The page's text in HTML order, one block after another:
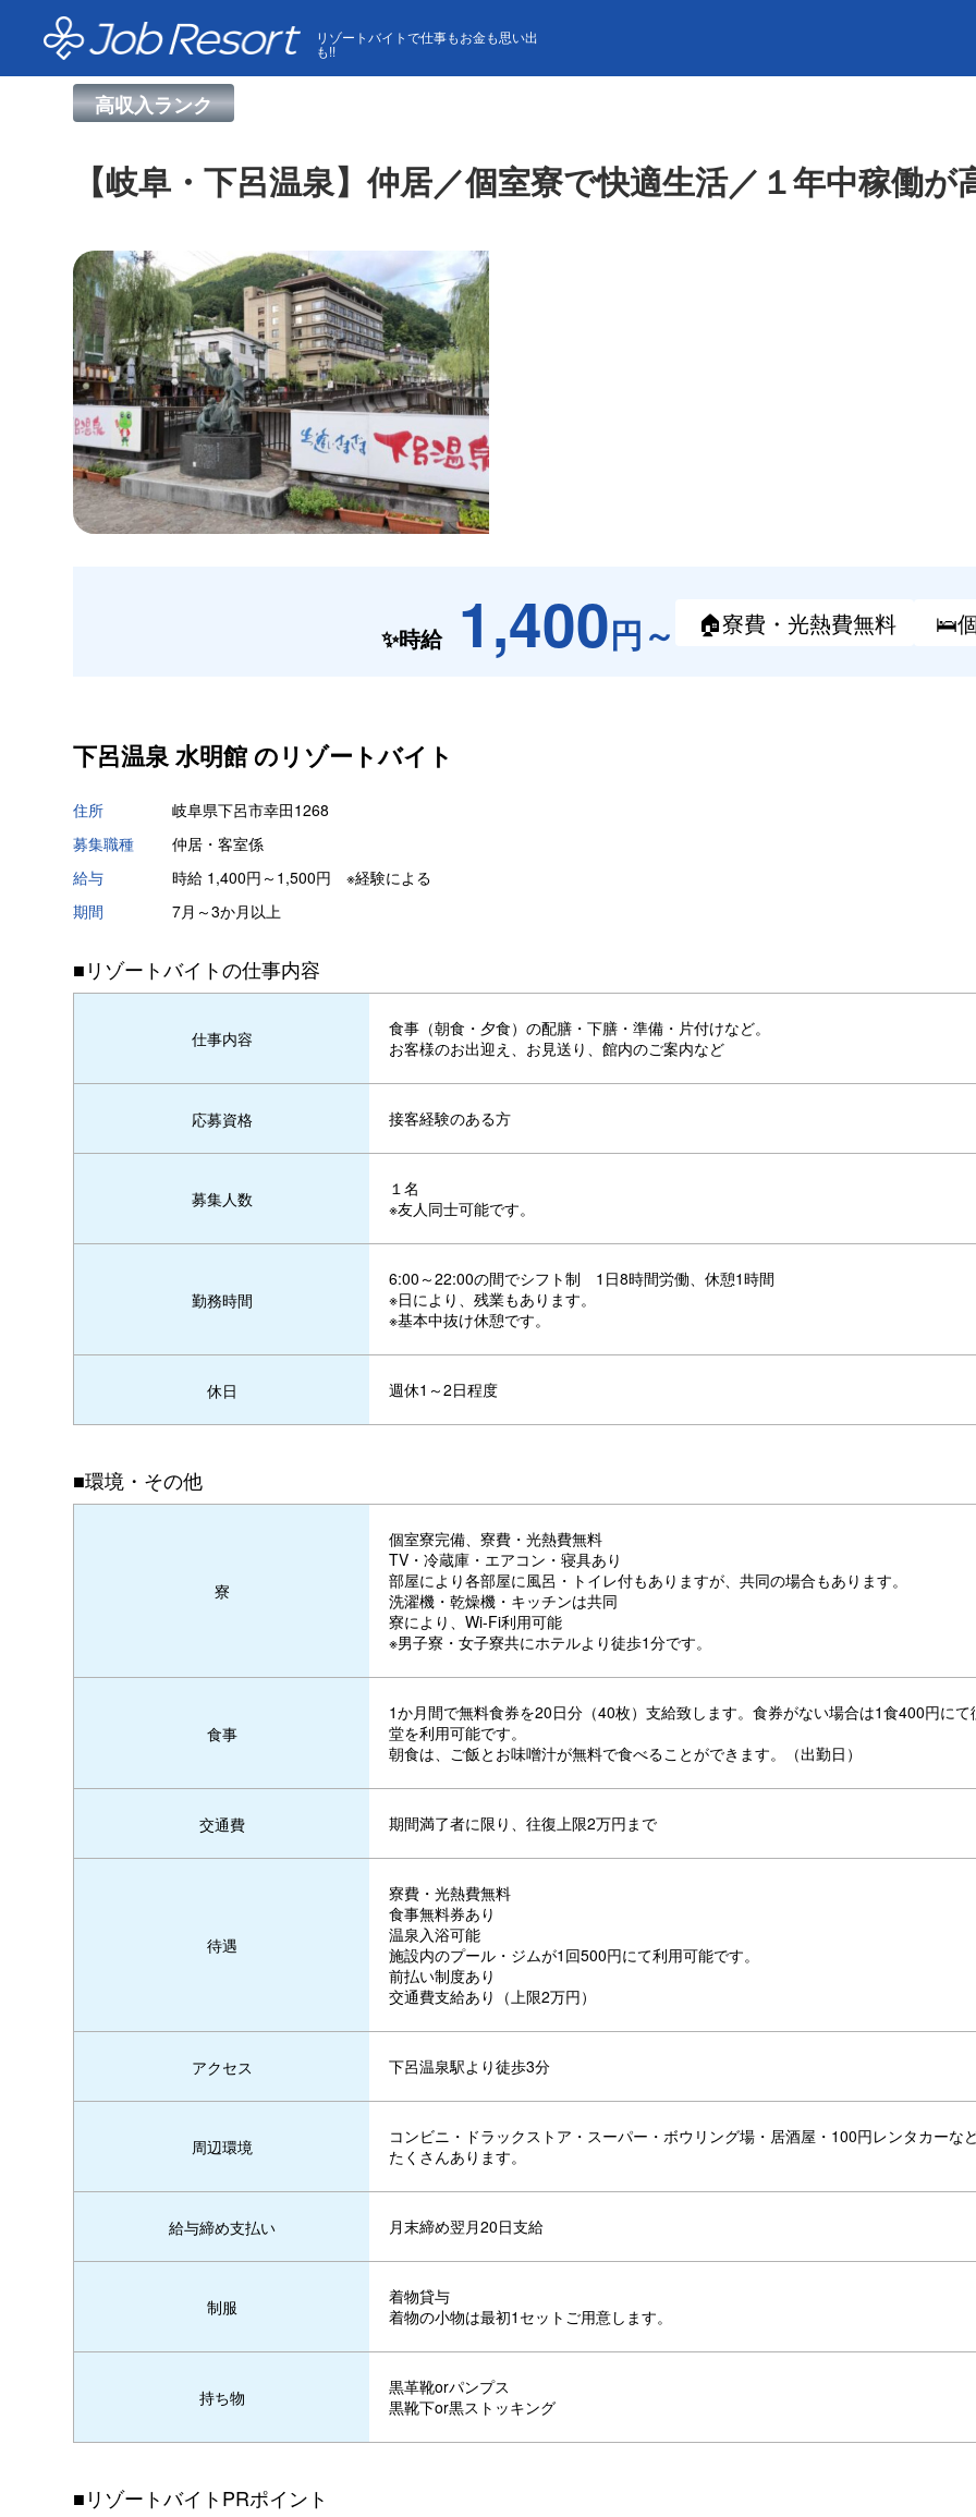
リゾートバイトで仕事もお金も思い出
も!!
HOME 求人一覧
高収入ランク
【岐阜・下呂温泉】仲居／個室寮で快適生活／１年中稼働
✨時給 1,400円～ 🏠寮費・ 光熱費無料 🛌
下呂温泉 水明館 のリゾートバイト
住所
岐阜県下呂市幸田1268
募集職種
仲居・客室係
給与
時給 1,400円～1,500円 ※経験による
期間
7月～3か月以上
■リゾートバイトの仕事内容
仕事内容
食事（朝食・夕食）の配膳・下膳・準備・片付けなど。
お客様のお出迎え、お見送り、館内のご案内など
応募資格 接客経験のある方
募集人数
１名
※友人同士可能です。
勤務時間
6:00～22:00の間でシフト制 1日8時間労働、休憩1時間
※日により、残業もあります。
※基本中抜け休憩です。
休日 週休1～2日程度
■環境・その他
寮
個室寮完備、寮費・光熱費無料
TV・冷蔵庫・エアコン・寝具あり
部屋により各部屋に風呂・トイレ付もありますが、共同の場合もあります。
洗濯機・乾燥機・キッチンは共同
寮により、Wi-Fi利用可能
※男子寮・女子寮共にホテルより徒歩1分です。
食事
1か月間で無料食券を20日分（40枚）支給致します。食券がない場合は1食400円にて
堂を利用可能です。
朝食は、ご飯とお味噌汁が無料で食べることができます。（出勤日）
交通費 期間満了者に限り、往復上限2万円まで
待遇
寮費・光熱費無料
食事無料券あり
温泉入浴可能
施設内のプール・ジムが1回500円にて利用可能です。
前払い制度あり
交通費支給あり（上限2万円）
アクセス 下呂温泉駅より徒歩3分
周辺環境
コンビニ・ドラックストア・スーパー・ボウリング場・居酒屋・100円レンタカーな
たくさんあります。
給与締め支払い 月末締め翌月20日支給
制服
着物貸与
着物の小物は最初1セットご用意します。
持ち物
黒革靴orパンプス
黒靴下or黒ストッキング
■リゾートバイトPRポイント